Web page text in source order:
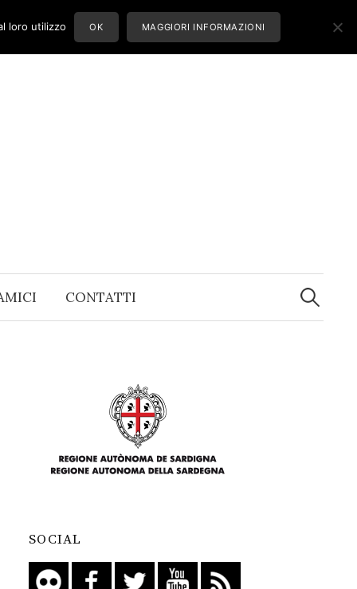
CONTATTI
Ricerca
per:
SOCIAL
loro utilizzo OK MAGGIORI INFORMAZIONI